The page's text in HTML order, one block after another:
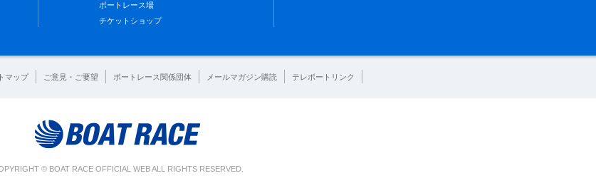
ボートレース場
チケットショップ
マップ ご意見・ご要望 ボートレース関係団体 メールマガジン購読 テレボートリンク
© BOAT RACE OFFICIAL WEB ALL RIGHTS RESERVED.